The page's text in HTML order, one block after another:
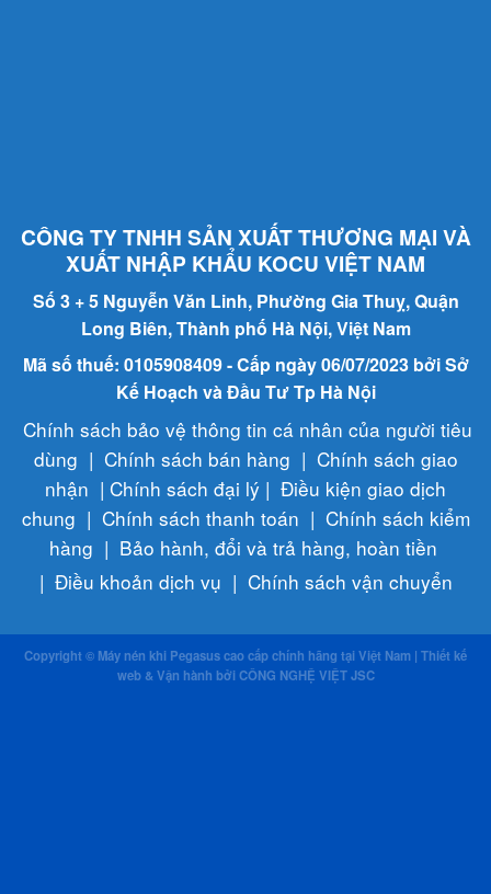
CÔNG TY TNHH SẢN XUẤT THƯƠNG MẠI VÀ
XUẤT NHẬP KHẨU KOCU VIỆT NAM
Số 3 + 5 Nguyễn Văn Linh, Phường Gia Thuỵ, Quận
Long Biên, Thành phố Hà Nội, Việt Nam
Mã số thuế: 0105908409 - Cấp ngày 06/07/2023 bởi Sở
Kế Hoạch và Đầu Tư Tp Hà Nội
Chính sách bảo vệ thông tin cá nhân của người tiêu
dùng | Chính sách bán hàng | Chính sách giao
nhận | Chính sách đại lý | Điều kiện giao dịch
chung | Chính sách thanh toán | Chính sách kiểm
hàng | Bảo hành, đổi và trả hàng, hoàn tiền
| Điều khoản dịch vụ | Chính sách vận chuyển
Copyright © Máy nén khi Pegasus cao cấp chính hãng tại Việt Nam | Thiết kế
web & Vận hành bởi CÔNG NGHỆ VIỆT JSC